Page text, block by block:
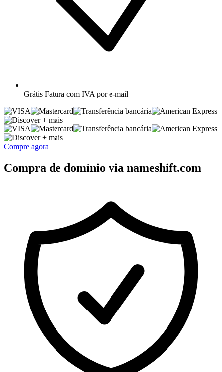
Grátis Fatura com IVA por e-mail
+ mais
+ mais
Compre agora
Compra de domínio via nameshift.com